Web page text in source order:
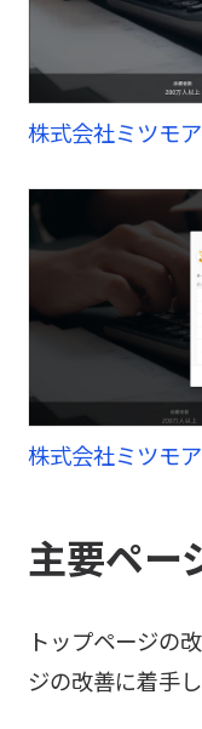
株式会社ミツモア
株式会社ミツモア
主要ペー
トップページの
ジの改善に着手し